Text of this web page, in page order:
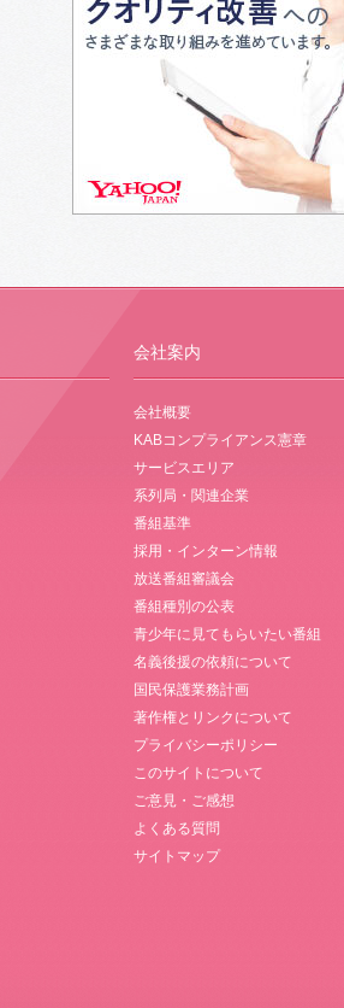
会社案内
会社概要
KABコンプライアンス憲章
サービスエリア
系列局・関連企業
番組基準
採用・インターン情報
放送番組審議会
番組種別の公表
青少年に見てもらいたい番組
名義後援の依頼について
国民保護業務計画
著作権とリンクについて
プライバシーポリシー
このサイトについて
ご意見・ご感想
よくある質問
サイトマップ